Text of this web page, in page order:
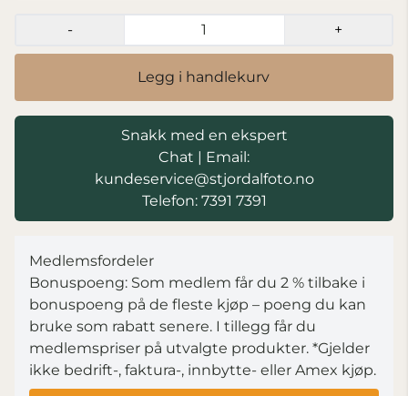
- +
Legg i handlekurv
Snakk med en ekspert
Chat | Email:
kundeservice@stjordalfoto.no
Telefon: 7391 7391
Medlemsfordeler
Bonuspoeng: Som medlem får du 2 % tilbake i
bonuspoeng på de fleste kjøp – poeng du kan
bruke som rabatt senere. I tillegg får du
medlemspriser på utvalgte produkter. *Gjelder
ikke bedrift-, faktura-, innbytte- eller Amex kjøp.